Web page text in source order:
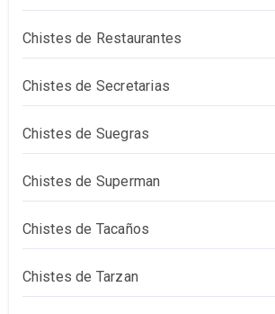
Chistes de Restaurantes
Chistes de Secretarias
Chistes de Suegras
Chistes de Superman
Chistes de Tacaños
Chistes de Tarzan